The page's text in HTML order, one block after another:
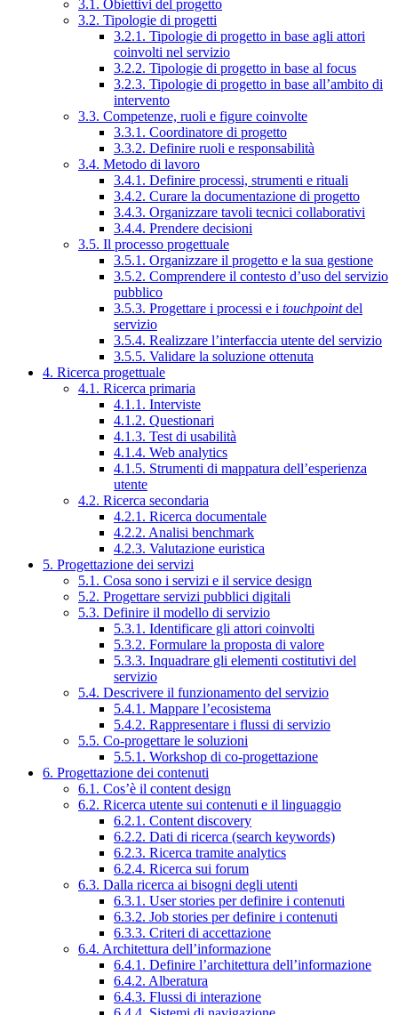
3.1. Obiettivi del progetto
3.2. Tipologie di progetti
3.2.1. Tipologie di progetto in base agli attori
coinvolti nel servizio
3.2.2. Tipologie di progetto in base al focus
3.2.3. Tipologie di progetto in base all’ambito di
intervento
3.3. Competenze, ruoli e figure coinvolte
3.3.1. Coordinatore di progetto
3.3.2. Definire ruoli e responsabilità
3.4. Metodo di lavoro
3.4.1. Definire processi, strumenti e rituali
3.4.2. Curare la documentazione di progetto
3.4.3. Organizzare tavoli tecnici collaborativi
3.4.4. Prendere decisioni
3.5. Il processo progettuale
3.5.1. Organizzare il progetto e la sua gestione
3.5.2. Comprendere il contesto d’uso del servizio
pubblico
3.5.3. Progettare i processi e i touchpointdel
servizio
3.5.4. Realizzare l’interfaccia utente del servizio
3.5.5. Validare la soluzione ottenuta
4. Ricerca progettuale
4.1. Ricerca primaria
4.1.1. Interviste
4.1.2. Questionari
4.1.3. Test di usabilità
4.1.4. Web analytics
4.1.5. Strumenti di mappatura dell’esperienza
utente
4.2. Ricerca secondaria
4.2.1. Ricerca documentale
4.2.2. Analisi benchmark
4.2.3. Valutazione euristica
5. Progettazione dei servizi
5.1. Cosa sono i servizi e il service design
5.2. Progettare servizi pubblici digitali
5.3. Definire il modello di servizio
5.3.1. Identificare gli attori coinvolti
5.3.2. Formulare la proposta di valore
5.3.3. Inquadrare gli elementi costitutivi del
servizio
5.4. Descrivere il funzionamento del servizio
5.4.1. Mappare l’ecosistema
5.4.2. Rappresentare i flussi di servizio
5.5. Co-progettare le soluzioni
5.5.1. Workshop di co-progettazione
6. Progettazione dei contenuti
6.1. Cos’è il content design
6.2. Ricerca utente sui contenuti e il linguaggio
6.2.1. Content discovery
6.2.2. Dati di ricerca (search keywords)
6.2.3. Ricerca tramite analytics
6.2.4. Ricerca sui forum
6.3. Dalla ricerca ai bisogni degli utenti
6.3.1. User stories per definire i contenuti
6.3.2. Job stories per definire i contenuti
6.3.3. Criteri di accettazione
6.4. Architettura dell’informazione
6.4.1. Definire l’architettura dell’informazione
6.4.2. Alberatura
6.4.3. Flussi di interazione